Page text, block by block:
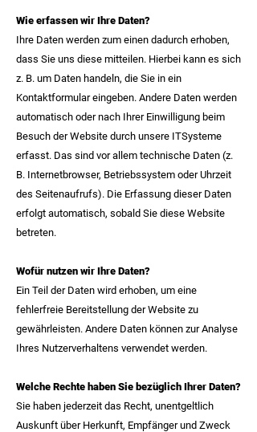
Wie erfassen wir Ihre Daten?
Ihre Daten werden zum einen dadurch erhoben,
dass Sie uns diese mitteilen. Hierbei kann es sich
z. B. um Daten handeln, die Sie in ein
Kontaktformular eingeben. Andere Daten werden
automatisch oder nach Ihrer Einwilligung beim
Besuch der Website durch unsere ITSysteme
erfasst. Das sind vor allem technische Daten (z.
B. Internetbrowser, Betriebssystem oder Uhrzeit
des Seitenaufrufs). Die Erfassung dieser Daten
erfolgt automatisch, sobald Sie diese Website
betreten.
Wofür nutzen wir Ihre Daten?
Ein Teil der Daten wird erhoben, um eine
fehlerfreie Bereitstellung der Website zu
gewährleisten. Andere Daten können zur Analyse
Ihres Nutzerverhaltens verwendet werden.
Welche Rechte haben Sie bezüglich Ihrer Daten?
Sie haben jederzeit das Recht, unentgeltlich
Auskunft über Herkunft, Empfänger und Zweck